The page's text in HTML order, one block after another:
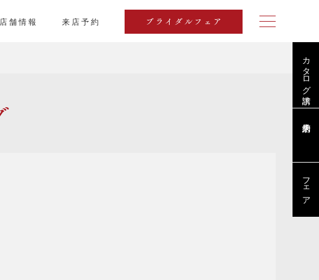
店舗情報 来店予約 ブライダルフェア
カタログ請求
フェア
スタッフブログ